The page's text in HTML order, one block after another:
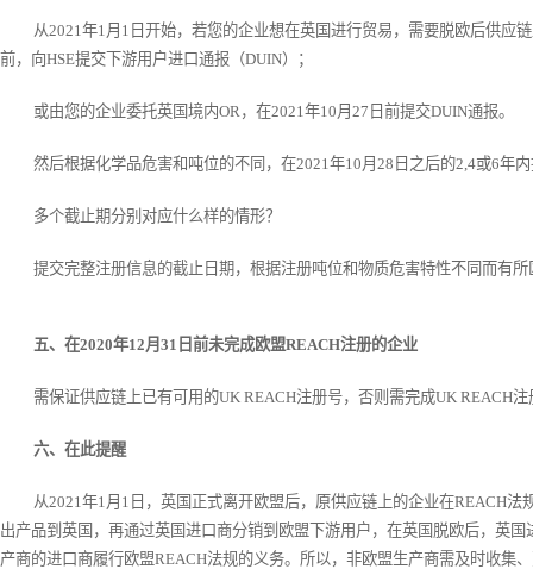
从2021年1月1日开始，若您的企业想在英国进行贸易，需要脱欧后供应
前，向HSE提交下游用户进口通报（DUIN）；
或由您的企业委托英国境内OR，在2021年10月27日前提交DUIN通报。
然后根据化学品危害和吨位的不同，在2021年10月28日之后的2,4或6年
多个截止期分别对应什么样的情形？
提交完整注册信息的截止日期，根据注册吨位和物质危害特性不同而有
五、在2020年12月31日前未完成欧盟REACH注册的企业
需保证供应链上已有可用的UK REACH注册号，否则需完成UK REACH
六、在此提醒
从2021年1月1日，英国正式离开欧盟后，原供应链上的企业在REACH
出产品到英国，再通过英国进口商分销到欧盟下游用户，在英国脱欧后，英
产商的进口商履行欧盟REACH法规的义务。所以，非欧盟生产商需及时收集